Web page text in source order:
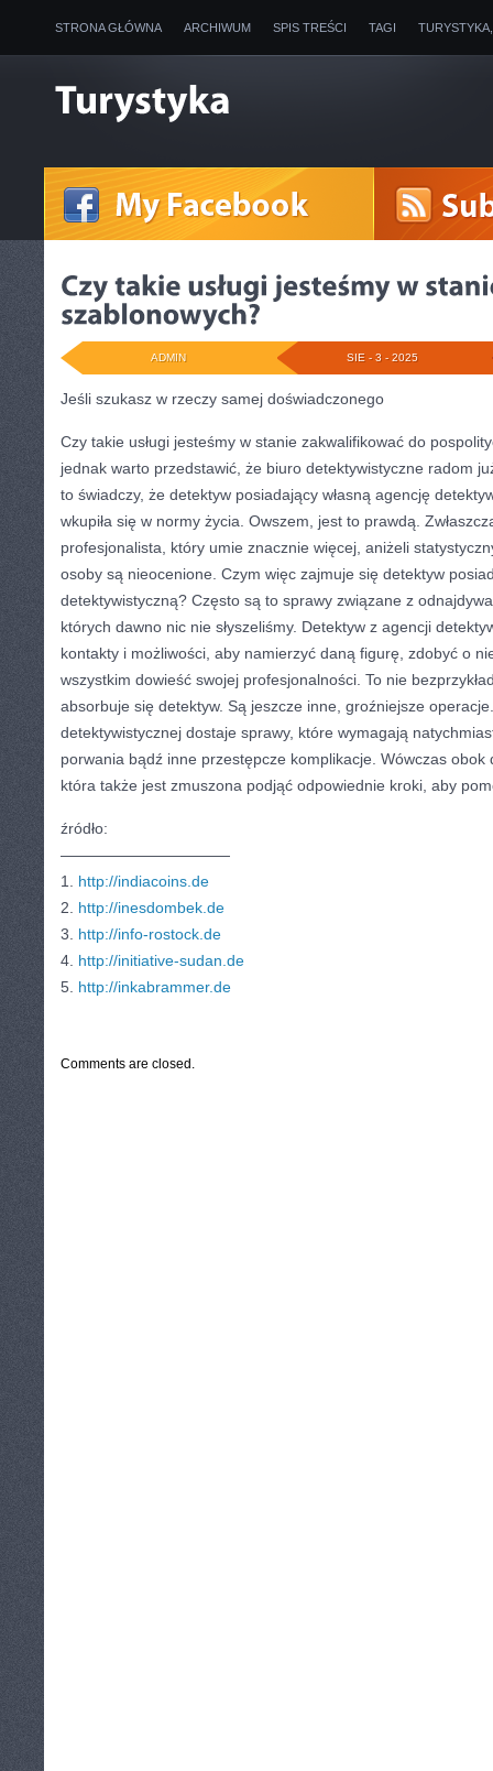
STRONA GŁÓWNA ARCHIWUM SPIS TREŚCI TAGI
SIE - 3 - 2025
ADMIN
Jeśli szukasz w rzeczy samej doświadczonego
Czy takie usługi jesteśmy w stanie zakwalifikować do
jednak warto przedstawić, że biuro detektywistyczne radom
to świadczy, że detektyw posiadający własną agencję
wkupiła się w normy życia. Owszem, jest to prawdą.
profesjonalista, który umie znacznie więcej, aniżeli
osoby są nieocenione. Czym więc zajmuje się detektyw
detektywistyczną? Często są to sprawy związane z
których dawno nic nie słyszeliśmy. Detektyw z agencji
kontakty i możliwości, aby namierzyć daną figurę, zdobyć o
wszystkim dowieść swojej profesjonalności. To nie
absorbuje się detektyw. Są jeszcze inne, groźniejsze
detektywistycznej dostaje sprawy, które wymagają
porwania bądź inne przestępcze komplikacje. Wówczas obok
która także jest zmuszona podjąć odpowiednie kroki, aby
źródło:
———————————
1. http://indiacoins.de
2. http://inesdombek.de
3. http://info-rostock.de
4. http://initiative-sudan.de
5. http://inkabrammer.de
Comments are closed.